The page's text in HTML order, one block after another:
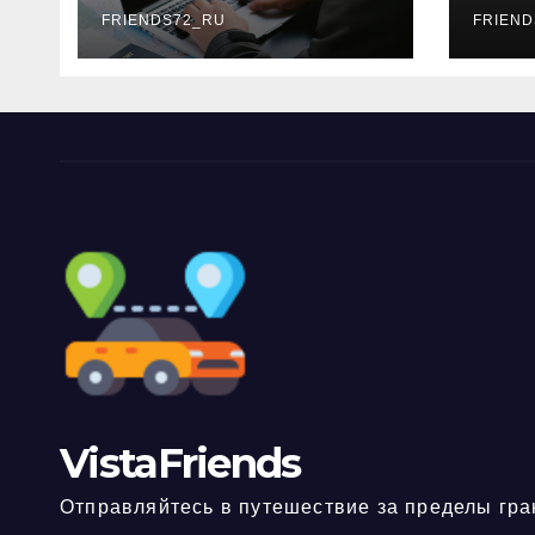
FRIENDS72_RU
VistaFriends
Отправляйтесь в путешествие за пределы